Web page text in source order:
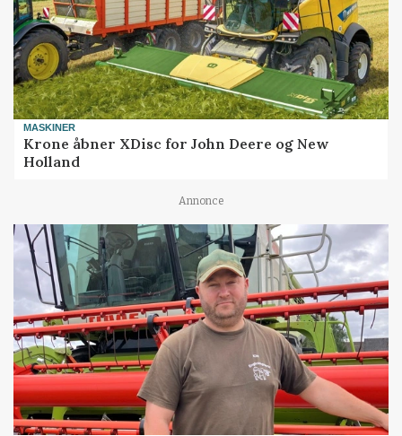
MASKINER
Krone åbner XDisc for John Deere og New
Holland
Annonce